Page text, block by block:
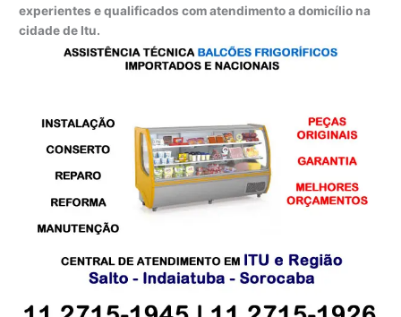
experientes e qualificados com atendimento a domicílio na
cidade de Itu.